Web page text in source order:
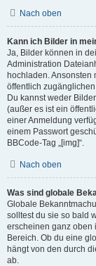
Nach oben
Kann ich Bilder in
Ja, Bilder können in
Administration
hochladen. Ansonsten
öffentlich
Du kannst weder
(außer es ist ein
einer Anmeldung
einem Passwort
BBCode-Tag „[img]“.
Nach oben
Was sind globale
Globale
solltest du sie so bald
erscheinen ganz oben
Bereich. Ob du eine
hängt von den durch
ab.